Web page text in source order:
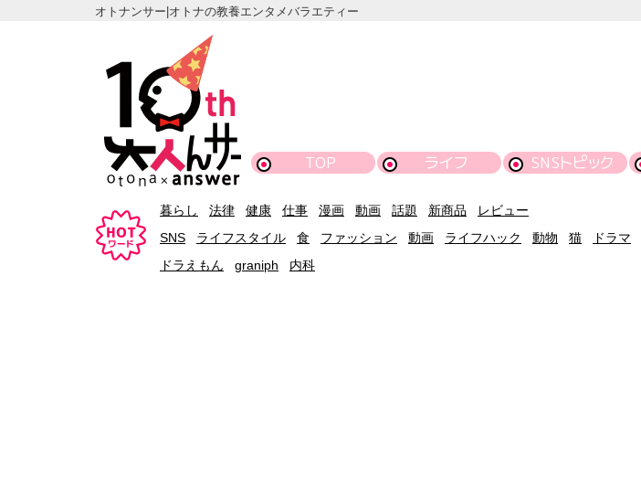
オトナンサー|オトナの教養エンタメバラエティー
TOP ライフ SNSトピック
暮らし 法律 健康 仕事 漫画 動画 話題 新商品
レビュー
SNS
ライフスタイル 食 ファッション 動画 ライフハック 動物 猫 ドラマ
ドラえもん
graniph 内科